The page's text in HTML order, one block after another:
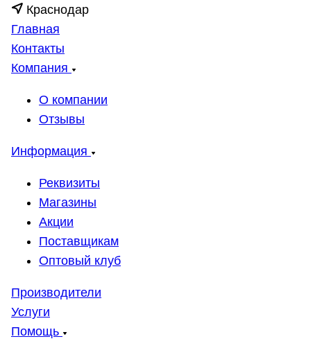
Краснодар
Главная
Контакты
Компания
О компании
Отзывы
Информация
Реквизиты
Магазины
Акции
Поставщикам
Оптовый клуб
Производители
Услуги
Помощь